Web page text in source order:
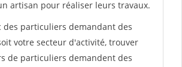
artisan pour réaliser leurs travaux.
particuliers demandant des
votre secteur d'activité, trouver
de particuliers demandent des